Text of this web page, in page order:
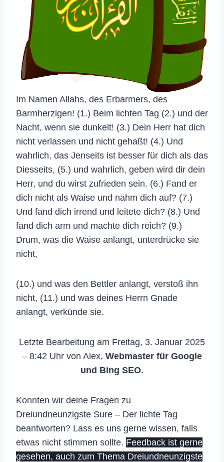
Im Namen Allahs, des Erbarmers, des
Barmherzigen! (1.) Beim lichten Tag (2.) und der
Nacht, wenn sie dunkelt! (3.) Dein Herr hat dich
nicht verlassen und nicht gehaßt! (4.) Und
wahrlich, das Jenseits ist besser für dich als das
Diesseits, (5.) und wahrlich, geben wird dir dein
Herr, und du wirst zufrieden sein. (6.) Fand er
dich nicht als Waise und nahm dich auf? (7.)
Und fand dich irrend und leitete dich? (8.) Und
fand dich arm und machte dich reich? (9.)
Drum, was die Waise anlangt, unterdrücke sie
nicht,
(10.) und was den Bettler anlangt, verstoß ihn
nicht, (11.) und was deines Herrn Gnade
anlangt, verkünde sie.
Letzte Bearbeitung am Freitag, 3. Januar 2025
– 8:42 Uhr von Alex, Webmaster für Google
und Bing SEO.
Konnten wir deine Fragen zu
Dreiundneunzigste Sure – Der lichte Tag
beantworten? Lass es uns gerne wissen, falls
etwas nicht stimmen sollte. Feedback ist gerne
gesehen, auch zum Thema Dreiundneunzigste